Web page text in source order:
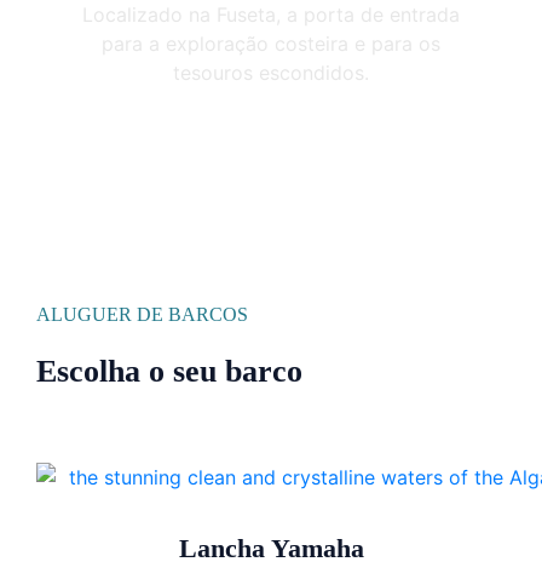
Localizado na Fuseta, a porta de entrada
para a exploração costeira e para os
tesouros escondidos.
ALUGUER DE BARCOS
Escolha o seu barco
Lancha Yamaha